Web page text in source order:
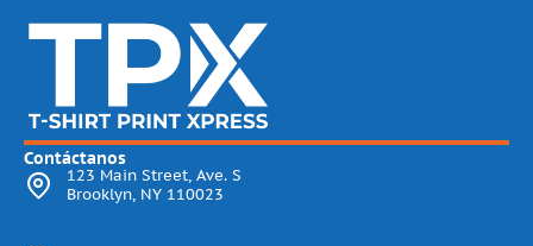
Contáctanos
123 Main Street, Ave. S
Brooklyn, NY 110023